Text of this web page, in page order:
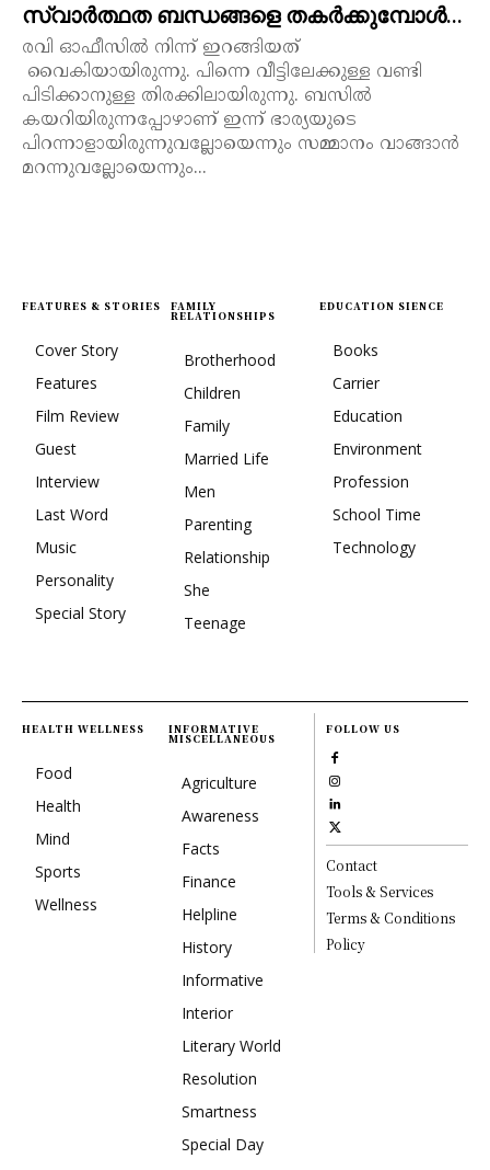
സ്വാർത്ഥത ബന്ധങ്ങളെ തകർക്കുമ്പോൾ…
രവി ഓഫീസിൽ നിന്ന് ഇറങ്ങിയത്
വൈകിയായിരുന്നു. പിന്നെ വീട്ടിലേക്കുള്ള വണ്ടി
പിടിക്കാനുള്ള തിരക്കിലായിരുന്നു. ബസിൽ
കയറിയിരുന്നപ്പോഴാണ് ഇന്ന് ഭാര്യയുടെ
പിറന്നാളായിരുന്നുവല്ലോയെന്നും സമ്മാനം വാങ്ങാൻ
മറന്നുവല്ലോയെന്നും...
FEATURES & STORIES
Cover Story
Features
Film Review
Guest
Interview
Last Word
Music
Personality
Special Story
FAMILY
RELATIONSHIPS
Brotherhood
Children
Family
Married Life
Men
Parenting
Relationship
She
Teenage
EDUCATION SIENCE
Books
Carrier
Education
Environment
Profession
School Time
Technology
HEALTH WELLNESS
Food
Health
Mind
Sports
Wellness
INFORMATIVE
MISCELLANEOUS
Agriculture
Awareness
Facts
Finance
Helpline
History
Informative
Interior
Literary World
Resolution
Smartness
Special Day
FOLLOW US
Contact
Tools & Services
Terms & Conditions
Policy